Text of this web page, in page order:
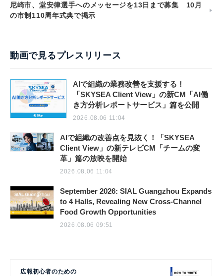
尼崎市、堂安律選手へのメッセージを13日まで募集 10月
の市制110周年式典で掲示
動画で見るプレスリリース
AIで組織の業務改善を支援する！
「SKYSEA Client View」の新CM「AI働
き方分析レポートサービス」篇を公開
2026.08.06 11:04
AIで組織の改善点を見抜く！「SKYSEA
Client View」の新テレビCM「チームの変
革」篇の放映を開始
2026.08.06 11:04
September 2026: SIAL Guangzhou Expands
to 4 Halls, Revealing New Cross-Channel
Food Growth Opportunities
2026.08.06 09:51
広報初心者のための